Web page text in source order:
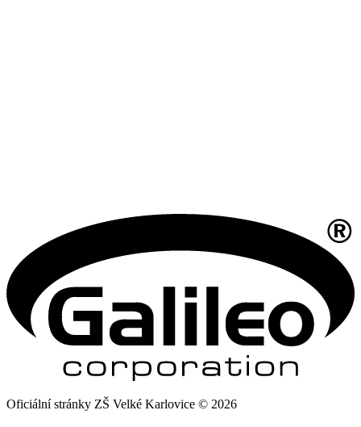
Oficiální stránky ZŠ Velké Karlovice © 2026